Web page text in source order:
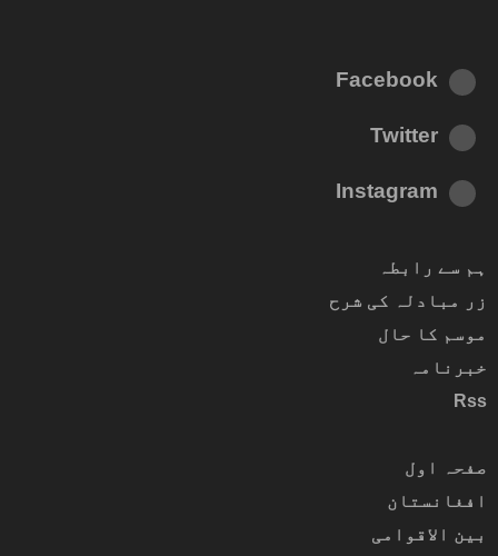
Facebook
Twitter
Instagram
ہم سے رابطہ
زر مبادلہ کی شرح
موسم کا حال
خبرنامہ
Rss
صفحہ اول
افغانستان
بین الاقوامی